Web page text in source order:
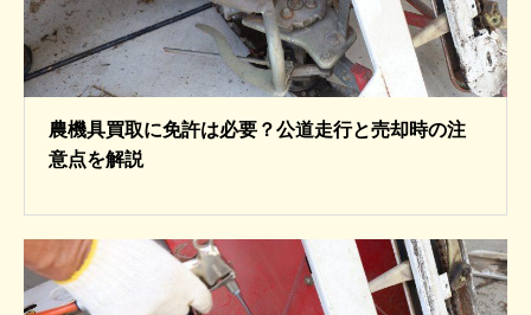
農機具買取に免許は必要？公道走行と売却時の注
意点を解説